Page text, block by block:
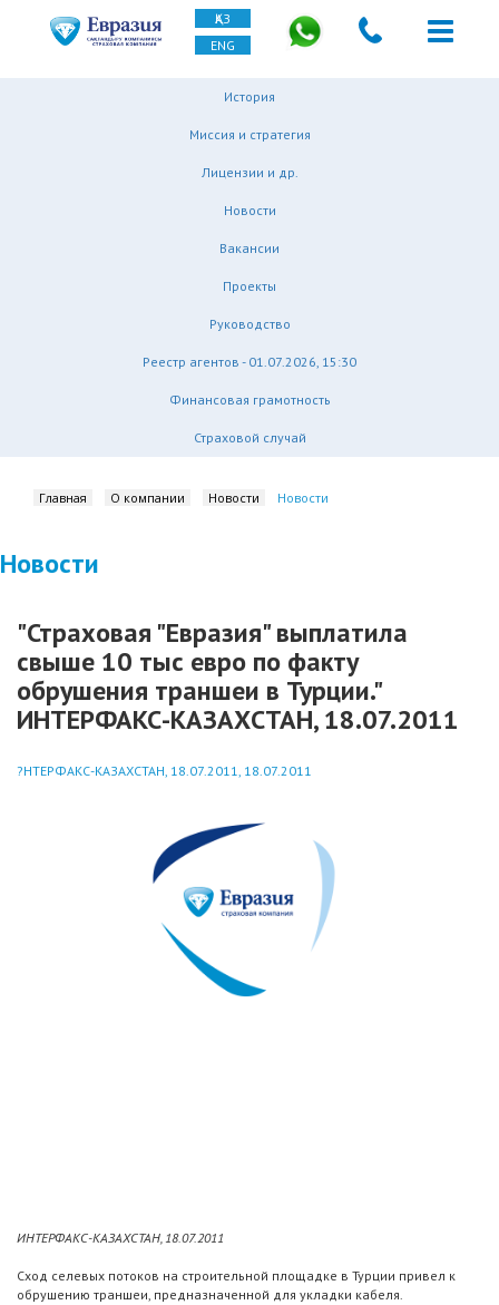
ҚАЗ
ENG
История
Миссия и стратегия
Лицензии и др.
Новости
Вакансии
Проекты
Руководство
Реестр агентов - 01.07.2026, 15:30
Финансовая грамотность
Страховой случай
Главная О компании Новости Новости
Новости
"Страховая "Евразия" выплатила
свыше 10 тыс евро по факту
обрушения траншеи в Турции."
ИНТЕРФАКС-КАЗАХСТАН, 18.07.2011
?НТЕРФАКС-КАЗАХСТАН, 18.07.2011, 18.07.2011
ИНТЕРФАКС-КАЗАХСТАН, 18.07.2011
Сход селевых потоков на строительной площадке в Турции привел к
обрушению траншеи, предназначенной для укладки кабеля.